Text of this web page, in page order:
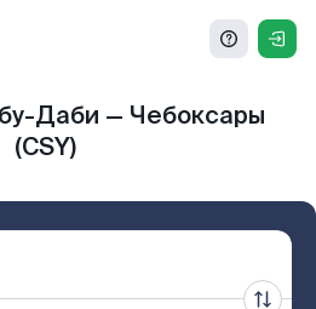
Даби — Чебоксары
(CSY)